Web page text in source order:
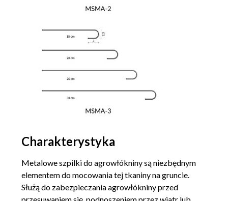
Charakterystyka
Metalowe szpilki do agrowłókniny są niezbędnym
elementem do mocowania tej tkaniny na gruncie.
Służą do zabezpieczania agrowłókniny przed